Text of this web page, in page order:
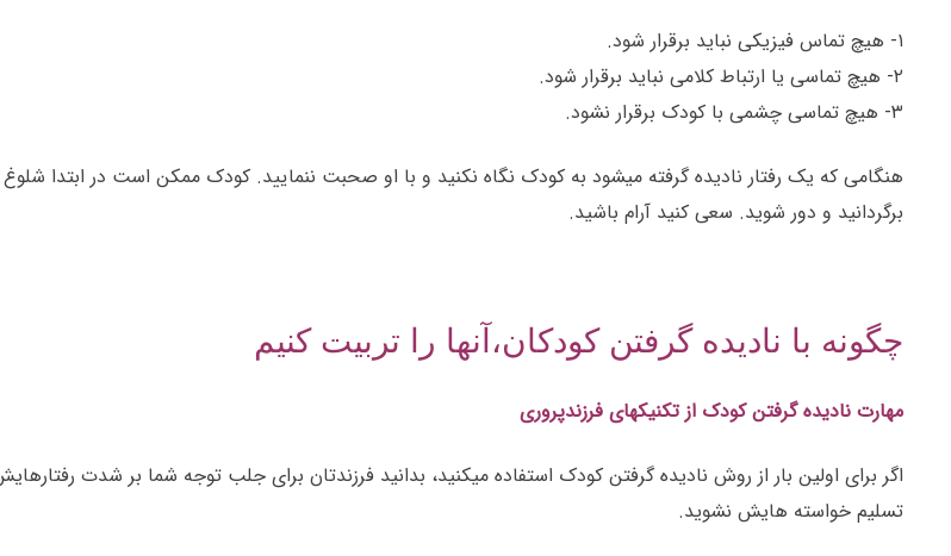
۱- هیچ تماس فیزیکی نباید برقرار شود.
۲- هیچ تماسی یا ارتباط کلامی نباید برقرار شود.
۳- هیچ تماسی چشمی با کودک برقرار نشود.
هنگامی که یک رفتار نادیده گرفته میشود به کودک نگاه نکنید و با او صحبت ننمایید. کودک ممکن است در ابتدا
برگردانید و دور شوید. سعی کنید آرام باشید.
چگونه با نادیده گرفتن کودکان،آنها را تربیت کنیم
مهارت نادیده گرفتن کودک از تکنیکهای فرزندپروری
اگر برای اولین بار از روش نادیده گرفتن کودک استفاده میکنید، بدانید فرزندتان برای جلب توجه شما بر شدت
تسلیم خواسته هایش نشوید.